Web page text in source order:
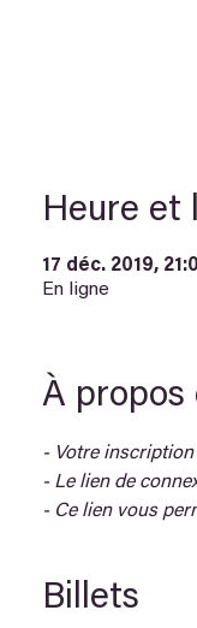
Heure et
17 déc. 2019,
En ligne
À propos
- Votre inscription
- Le lien de
- Ce lien vous
Billets